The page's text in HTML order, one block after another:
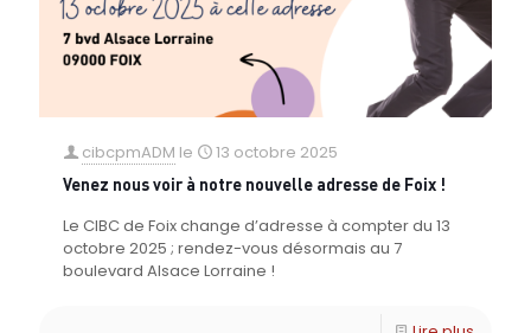
cibcpmADM le 13 octobre 2025
Venez nous voir à notre nouvelle adresse de Foix !
Le CIBC de Foix change d’adresse à compter du 13
octobre 2025 ; rendez-vous désormais au 7
boulevard Alsace Lorraine !